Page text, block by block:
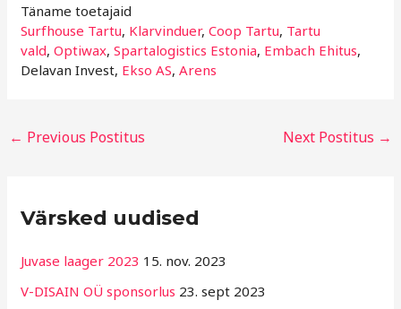
Täname toetajaid
Surfhouse Tartu, Klarvinduer,Coop Tartu, Tartu
vald,Optiwax,Spartalogistics Estonia, Embach Ehitus,
Delavan Invest, Ekso AS,Arens
← Previous Postitus Next Postitus →
Värsked uudised
Juvase laager 2023 15. nov. 2023
V-DISAIN OÜ sponsorlus 23. sept 2023
u
r
i